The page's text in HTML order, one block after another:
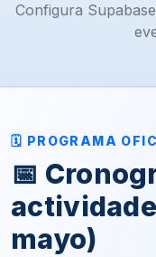
Configura
🗓 PROGRAMA
📅
mayo)